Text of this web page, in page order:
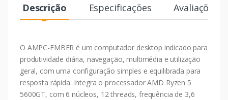
Descrição Especificações Avaliações
O AMPC-EMBER é um computador desktop indicado para
produtividade diária, navegação, multimédia e utilização
geral, com uma configuração simples e equilibrada para
resposta rápida. Integra o processador AMD Ryzen 5
5600GT, com 6 núcleos, 12 threads, frequência de 3,6